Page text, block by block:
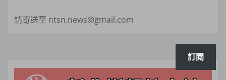
請寄送至 ntsn.news@gmail.com
訂閱